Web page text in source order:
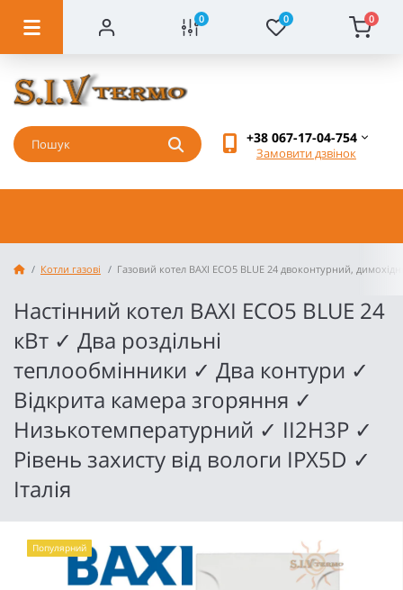
0 0 0
+38 067-17-04-754
Замовити дзвінок
Котли газові Газовий котел BAXI ECO5 BLUE 24 двоконтурний,
Настінний котел BAXI ECO5 BLUE 24
кВт ✓ Два роздільні
теплообмінники ✓ Два контури ✓
Відкрита камера згоряння ✓
Низькотемпературний ✓ II2H3P ✓
Рівень захисту від вологи IPX5D ✓
Італія
Популярний